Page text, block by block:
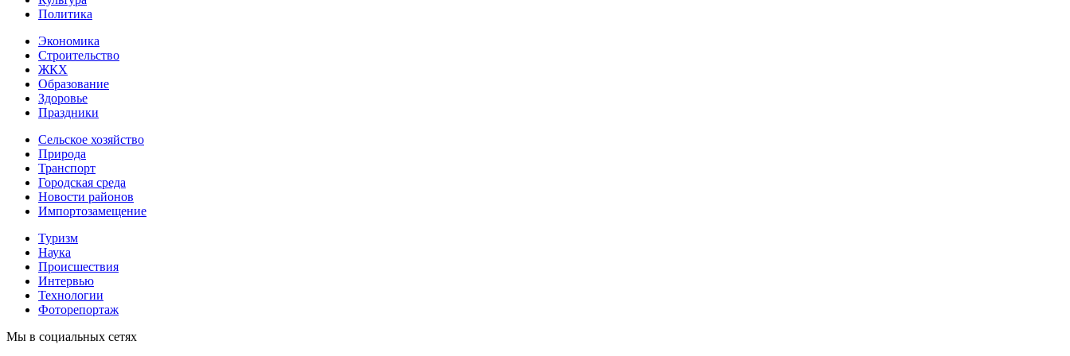
Политика
Экономика
Строительство
ЖКХ
Образование
Здоровье
Праздники
Сельское хозяйство
Природа
Транспорт
Городская среда
Новости районов
Импортозамещение
Туризм
Наука
Происшествия
Интервью
Технологии
Фоторепортаж
Мы в социальных сетях